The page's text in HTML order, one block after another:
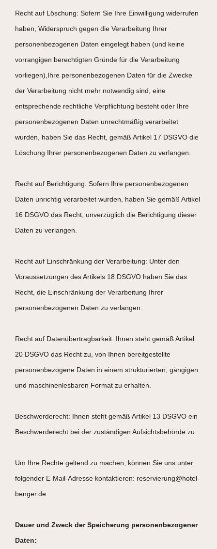
Recht auf Löschung: Sofern Sie Ihre Einwilligung widerrufen
haben, Widerspruch gegen die Verarbeitung Ihrer
personenbezogenen Daten eingelegt haben (und keine
vorrangigen berechtigten Gründe für die Verarbeitung
vorliegen),Ihre personenbezogenen Daten für die Zwecke
der Verarbeitung nicht mehr notwendig sind, eine
entsprechende rechtliche Verpflichtung besteht oder Ihre
personenbezogenen Daten unrechtmäßig verarbeitet
wurden, haben Sie das Recht, gemäß Artikel 17 DSGVO die
Löschung Ihrer personenbezogenen Daten zu verlangen.
Recht auf Berichtigung: Sofern Ihre personenbezogenen
Daten unrichtig verarbeitet wurden, haben Sie gemäß Artikel
16 DSGVO das Recht, unverzüglich die Berichtigung dieser
Daten zu verlangen.
Recht auf Einschränkung der Verarbeitung: Unter den
Voraussetzungen des Artikels 18 DSGVO haben Sie das
Recht, die Einschränkung der Verarbeitung Ihrer
personenbezogenen Daten zu verlangen.
Recht auf Datenübertragbarkeit: Ihnen steht gemäß Artikel
20 DSGVO das Recht zu, von Ihnen bereitgestellte
personenbezogene Daten in einem strukturierten, gängigen
und maschinenlesbaren Format zu erhalten.
Beschwerderecht: Ihnen steht gemäß Artikel 13 DSGVO ein
Beschwerderecht bei der zuständigen Aufsichtsbehörde zu.
Um Ihre Rechte geltend zu machen, können Sie uns unter
folgender E-Mail-Adresse kontaktieren: reservierung@hotel-
benger.de
Dauer und Zweck der Speicherung personenbezogener
Daten: